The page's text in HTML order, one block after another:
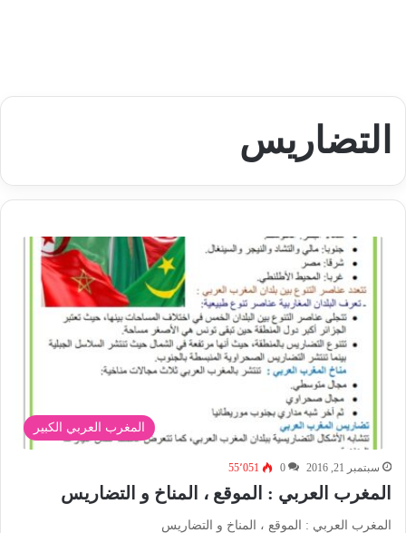
التضاريس
المغرب العربي الكبير
سبتمبر 21, 2016 0 55٬051
المغرب العربي : الموقع ، المناخ و التضاريس
المغرب العربي : الموقع ، المناخ و التضاريس